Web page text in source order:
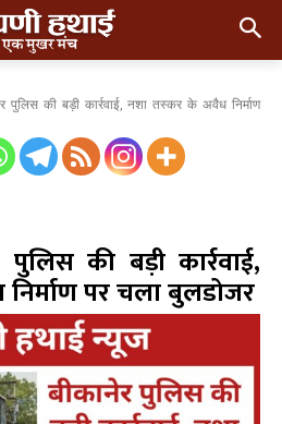
पुलिस की बड़ी कार्रवाई, नशा तस्कर के अवैध निर्माण
की बड़ी कार्रवाई,
पर चला बुलडोजर